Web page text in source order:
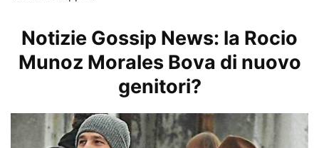
Notizie Gossip News: la Rocio
Munoz Morales Bova di nuovo
genitori?